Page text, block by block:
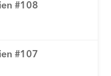
#108
#107